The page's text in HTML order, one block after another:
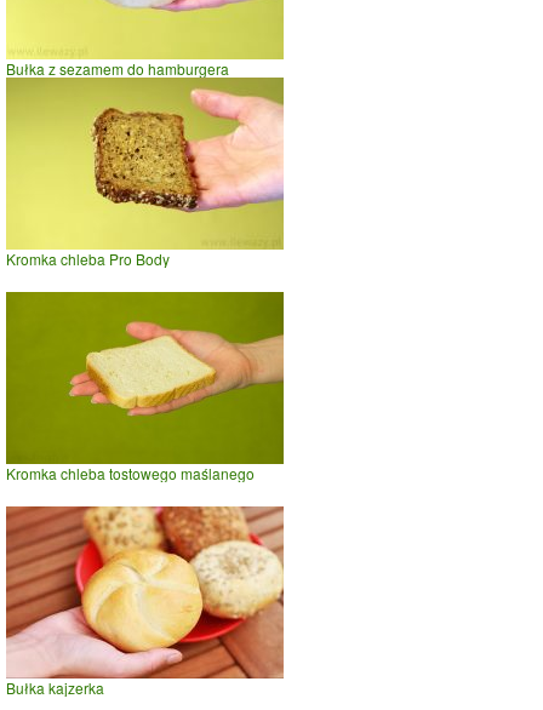
Bułka z sezamem do hamburgera
Kromka chleba Pro Body
Kromka chleba tostowego maślanego
Bułka kajzerka